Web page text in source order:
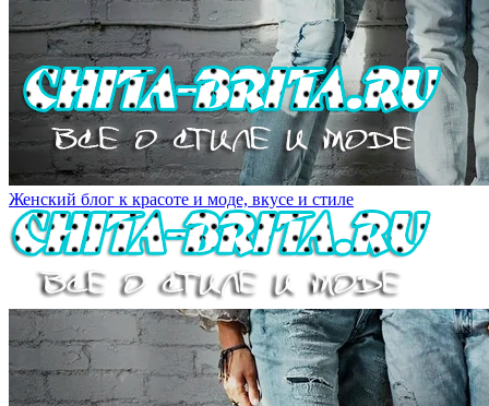
Женский блог к красоте и моде, вкусе и стиле